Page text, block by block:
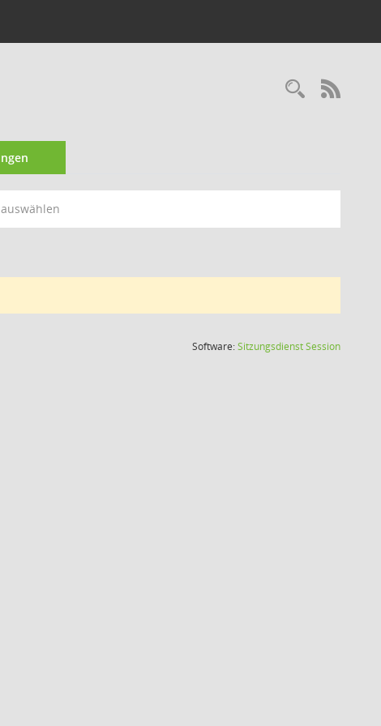
Software:SitzungsdienstSession(Wird in